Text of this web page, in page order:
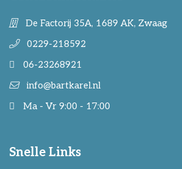
De Factorij 35A, 1689 AK, Zwaag
0229-218592
06-23268921
info@bartkarel.nl
Ma - Vr 9:00 - 17:00
Snelle Links